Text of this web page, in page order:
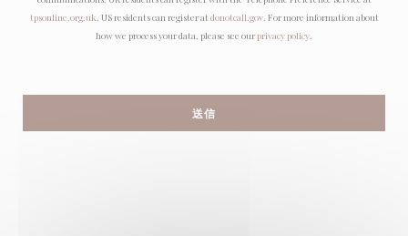
tpsonline.org.uk . US residents can register at donotcall.gov. For more information about
how we process your data, please see ourprivacy policy